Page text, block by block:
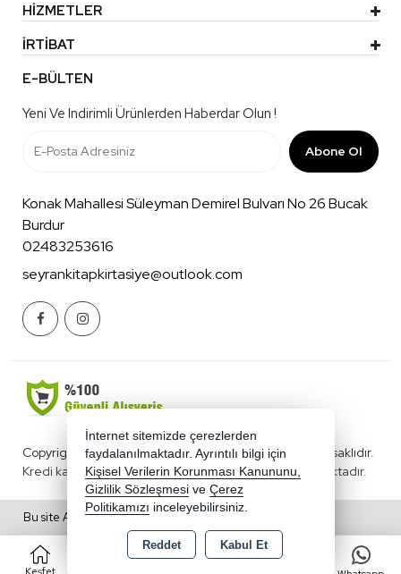
Keşfet
HİZMETLER
İRTİBAT
E-BÜLTEN
Yeni Ve Indirimli Ürünlerden Haberdar Olun !
Abone Ol
Konak Mahallesi Süleyman Demirel Bulvarı No 26 Bucak
Burdur
02483253616
seyrankitapkirtasiye@outlook.com
Copyright 2026 benimkirtasiyecim.com - Tüm hakları saklıdır.
Kredi kartı bilgileriniz 256bit SSL sertifikası ile korunmaktadır.
Bu site AKINSOFT E-Ticaret ile hazırlanmıştır.
İnternet sitemizde çerezlerden
faydalanılmaktadır. Ayrıntılı bilgi için
Kişisel Verilerin Korunması Kanununu,
Gizlilik Sözleşmesi ve Çerez
Politikamızı inceleyebilirsiniz.
Reddet Kabul Et